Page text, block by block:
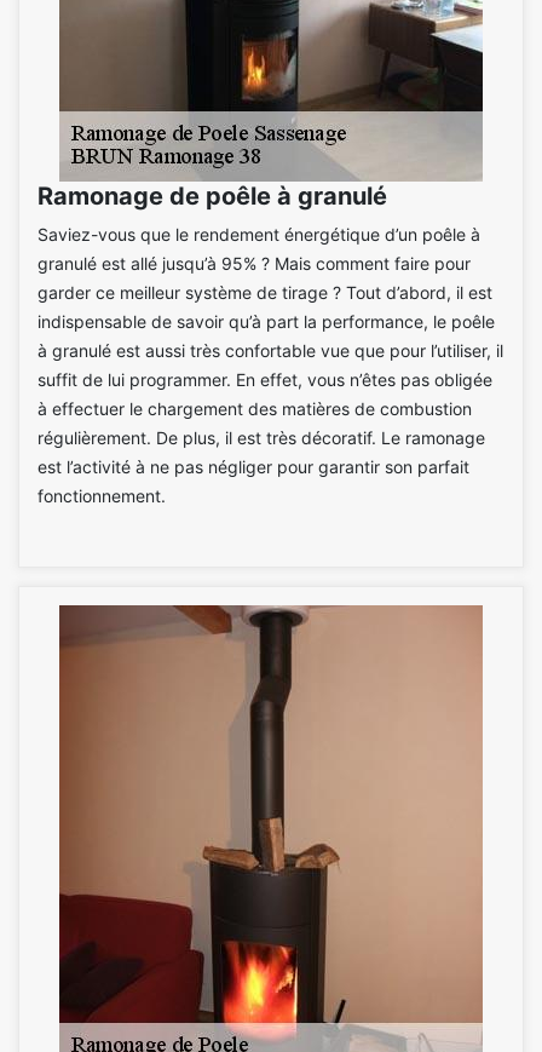
Ramonage de poêle à granulé
Saviez-vous que le rendement énergétique d’un poêle à
granulé est allé jusqu’à 95% ? Mais comment faire pour
garder ce meilleur système de tirage ? Tout d’abord, il est
indispensable de savoir qu’à part la performance, le poêle
à granulé est aussi très confortable vue que pour l’utiliser, il
suffit de lui programmer. En effet, vous n’êtes pas obligée
à effectuer le chargement des matières de combustion
régulièrement. De plus, il est très décoratif. Le ramonage
est l’activité à ne pas négliger pour garantir son parfait
fonctionnement.